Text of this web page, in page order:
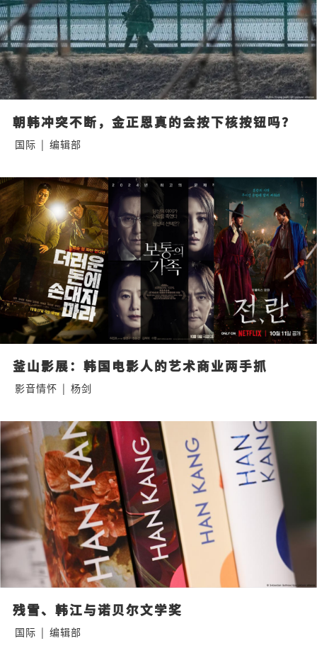
朝韩冲突不断，金正恩真的会按下核按钮吗？
国际 | 编辑部
釜山影展：韩国电影人的艺术商业两手抓
影音情怀 | 杨剑
残雪、韩江与诺贝尔文学奖
国际 | 编辑部